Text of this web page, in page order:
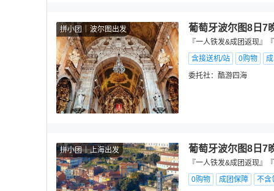
拼小团 波尔图出发 葡萄牙波尔图8日7
『一人铁发&成团返现』
含接送机/站
0购物
委托社： 酷游四海
拼小团 上海出发 葡萄牙波尔图8日7
『一人铁发&成团返现』
0购物
成团保障
不含